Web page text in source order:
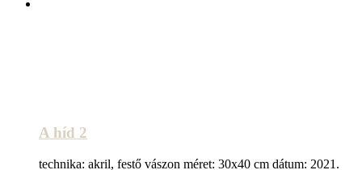
A híd 2
technika: akril, festő vászon méret: 30x40 cm dátum: 2021.